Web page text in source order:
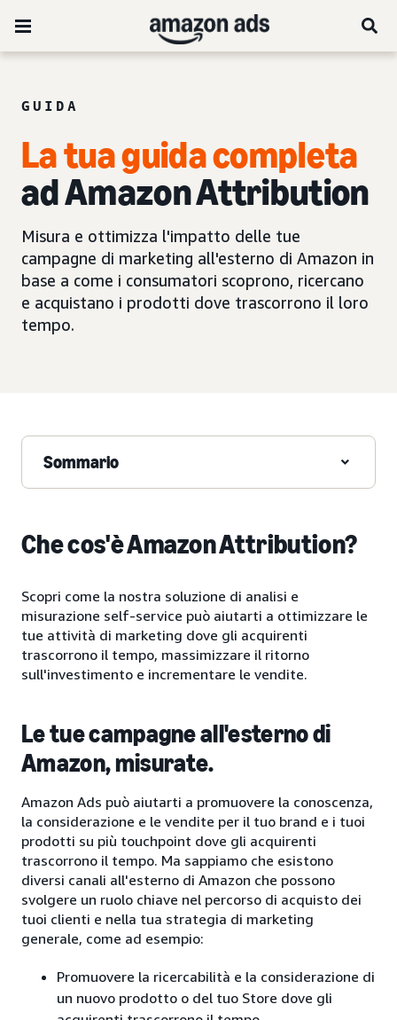
GUIDA
La tua guida completa
ad Amazon Attribution
Misura e ottimizza l'impatto delle tue
campagne di marketing all'esterno di Amazon in
base a come i consumatori scoprono, ricercano
e acquistano i prodotti dove trascorrono il loro
tempo.
Sommario
Che cos'è Amazon Attribution?
Scopri come la nostra soluzione di analisi e
misurazione self-service può aiutarti a ottimizzare le
tue attività di marketing dove gli acquirenti
trascorrono il tempo, massimizzare il ritorno
sull'investimento e incrementare le vendite.
Le tue campagne all'esterno di
Amazon, misurate.
Amazon Ads può aiutarti a promuovere la conoscenza,
la considerazione e le vendite per il tuo brand e i tuoi
prodotti su più touchpoint dove gli acquirenti
trascorrono il tempo. Ma sappiamo che esistono
diversi canali all'esterno di Amazon che possono
svolgere un ruolo chiave nel percorso di acquisto dei
tuoi clienti e nella tua strategia di marketing
generale, come ad esempio:
Promuovere la ricercabilità e la considerazione di
un nuovo prodotto o del tuo Store dove gli